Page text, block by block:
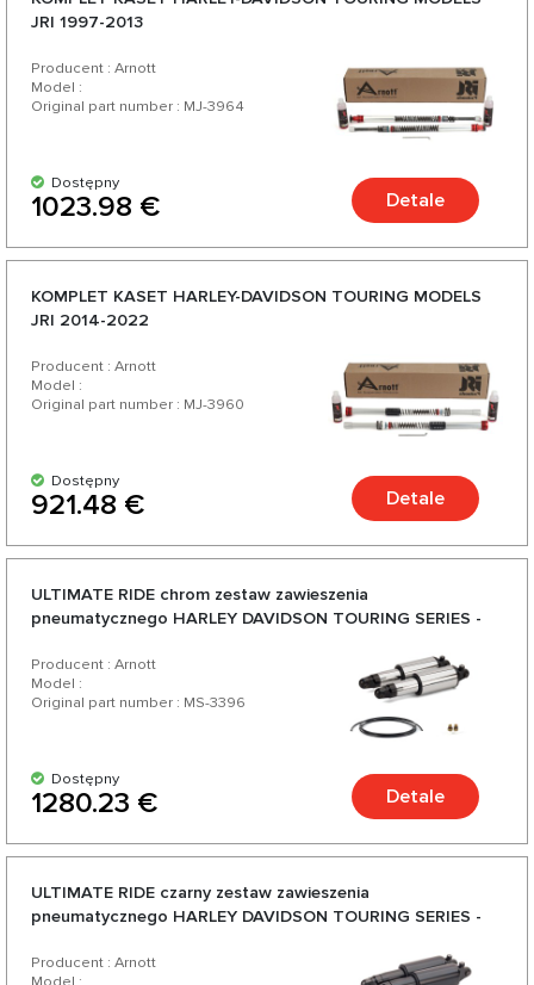
JRI 1997-2013
Producent : Arnott
Model :
Original part number : MJ-3964
Dostępny
1023.98 € Detale
KOMPLET KASET HARLEY-DAVIDSON TOURING MODELS
JRI 2014-2022
Producent : Arnott
Model :
Original part number : MJ-3960
Dostępny
921.48 € Detale
ULTIMATE RIDE chrom zestaw zawieszenia
pneumatycznego HARLEY DAVIDSON TOURING SERIES -
Producent : Arnott
Model :
Original part number : MS-3396
Dostępny
1280.23 € Detale
ULTIMATE RIDE czarny zestaw zawieszenia
pneumatycznego HARLEY DAVIDSON TOURING SERIES -
Producent : Arnott